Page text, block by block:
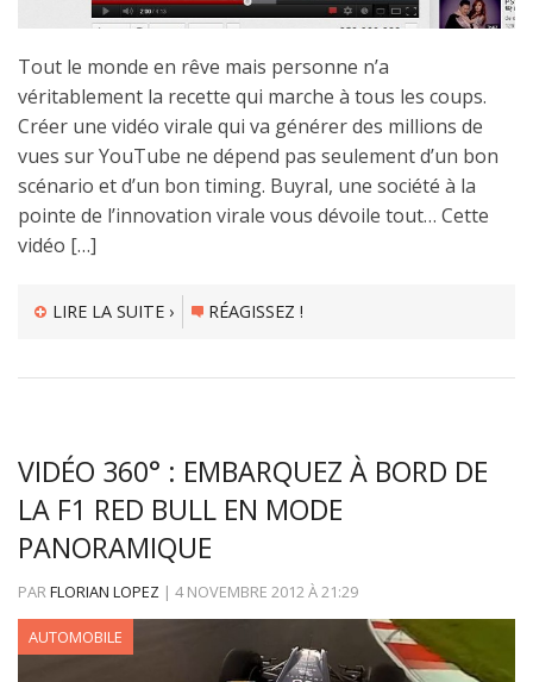
Tout le monde en rêve mais personne n’a
véritablement la recette qui marche à tous les coups.
Créer une vidéo virale qui va générer des millions de
vues sur YouTube ne dépend pas seulement d’un bon
scénario et d’un bon timing. Buyral, une société à la
pointe de l’innovation virale vous dévoile tout… Cette
vidéo […]
LIRE LA SUITE › RÉAGISSEZ !
VIDÉO 360° : EMBARQUEZ À BORD DE
LA F1 RED BULL EN MODE
PANORAMIQUE
PARFLORIAN LOPEZ | 4 NOVEMBRE 2012À21:29
AUTOMOBILE